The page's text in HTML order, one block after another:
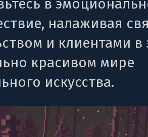
в
налаживая
и клиентами в
красивом мире
искусства.